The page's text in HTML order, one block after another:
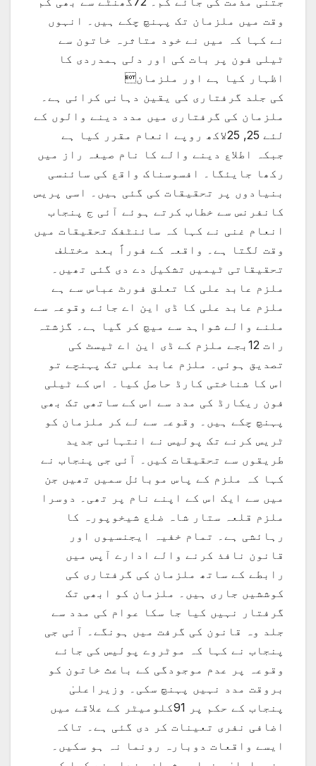
وقت میں ملزمان تک پہنچ چکے ہیں۔ انہوں
نے کہا کہ میں نے خود متاثرہ خاتون سے
ٹیلی فون پر بات کی اور دلی ہمدردی کا
اظہار کیا ہے اور ملزمان
کی جلد گرفتاری کی یقین دہانی کرائی ہے۔
ملزمان کی گرفتاری میں مدد دینے والوں کے
لئے 25, 25لاکھ روپے انعام مقرر کیا ہے
جبکہ اطلاع دینے والے کا نام صیغہ راز میں
رکھا جایئگا۔ افسوسناک واقع کی سائنسی
بنیادوں پر تحقیقات کی گئی ہیں۔ اسی پریس
کانفرنس سے خطاب کرتے ہوئے آئی ج پنجاب
انعام غنی نے کہا کہ سائنٹفک تحقیقات میں
وقت لگتا ہے۔ واقعہ کے فوراً بعد مختلف
تحقیقاتی ٹیمیں تشکیل دے دی گئی تھیں۔
ملزم عابد علی کا تعلق فورٹ عباس سے ہے
ملزم عابد علی کا ڈی این اے جائے وقوعہ سے
ملنے والے شواہد سے میچ کر گیا ہے۔ گزشتہ
رات 12بجے ملزم کے ڈی این اے ٹیسٹ کی
تصدیق ہوئی۔ ملزم عابد علی تک پہنچے تو
اس کا شناختی کارڈ حاصل کیا۔ اس کے ٹیلی
فون ریکارڈ کی مدد سے اس کے ساتھی تک بھی
پہنچ چکے ہیں۔ وقوعہ سے لے کر ملزمان کو
ٹریس کرنے تک پولیس نے انتہائی جدید
طریقوں سے تحقیقات کیں۔ آئی جی پنجاب نے
کہا کہ ملزم کے پاس موبائل سمیں تھیں جن
میں سے ایک اس کے اپنے نام پر تھی۔ دوسرا
ملزم قلعہ ستار شاہ ضلع شیخوپورہ کا
رہائشی ہے۔ تمام خفیہ ایجنسیوں اور
قانون نافذ کرنے والے ادارے آپس میں
رابطے کے ساتھ ملزمان کی گرفتاری کی
کوششیں جاری ہیں۔ ملزمان کو ابھی تک
گرفتار نہیں کیا جا سکا عوام کی مدد سے
جلد وہ قانون کی گرفت میں ہونگے۔ آئی جی
پنجاب نے کہا کہ موٹروے پولیس کی جائے
وقوعہ پر عدم موجودگی کے باعث خاتون کو
بروقت مدد نہیں پہنچ سکی۔ وزیراعلیٰ
پنجاب کے حکم پر 91کلومیٹر کے علاقے میں
اضافی نفری تعینات کر دی گئی ہے۔ تاکہ
ایسے واقعات دوبارہ رونما نہ ہو سکیں۔